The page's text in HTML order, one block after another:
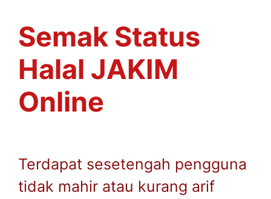
Semak Status
Halal JAKIM
Online
Terdapat sesetengah pengguna
tidak mahir atau kurang arif